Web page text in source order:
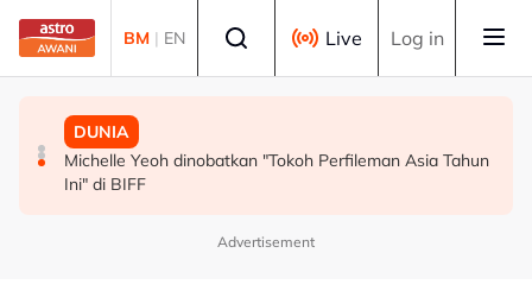
Skip to main content
BM | EN Live Log in
MALAYSIA
Persepsi negatif terhadap Bukit Malut tidak berasaskan
fakta - Ahli Akademik
MALAYSIA
Insiden rempuhan Jalan Ampang: Pendakwaan bantah
permohonan batal pertuduhan bunuh
DUNIA
Michelle Yeoh dinobatkan "Tokoh Perfileman Asia Tahun
Ini" di BIFF
Advertisement